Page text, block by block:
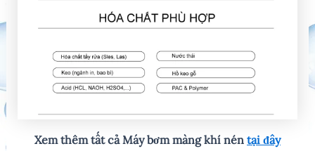
Xem thêm tất cả Máy bơm màng khí nén tại đây